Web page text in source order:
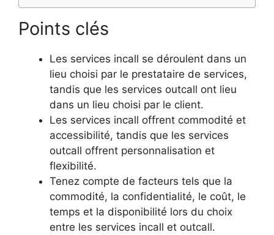
Points clés
Les services incall se déroulent dans un
lieu choisi par le prestataire de services,
tandis que les services outcall ont lieu
dans un lieu choisi par le client.
Les services incall offrent commodité et
accessibilité, tandis que les services
outcall offrent personnalisation et
flexibilité.
Tenez compte de facteurs tels que la
commodité, la confidentialité, le coût, le
temps et la disponibilité lors du choix
entre les services incall et outcall.